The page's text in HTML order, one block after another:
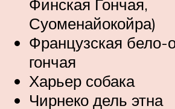
Финская Гончая,
Суоменайокойра)
Французская бело-
гончая
Харьер собака
Чирнеко дель этна